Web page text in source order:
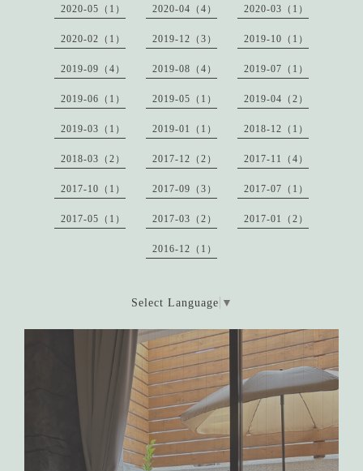
2020-05（1） 2020-04（4） 2020-03（1）
2020-02（1） 2019-12（3） 2019-10（1）
2019-09（4） 2019-08（4） 2019-07（1）
2019-06（1） 2019-05（1） 2019-04（2）
2019-03（1） 2019-01（1） 2018-12（1）
2018-03（2） 2017-12（2） 2017-11（4）
2017-10（1） 2017-09（3） 2017-07（1）
2017-05（1） 2017-03（2） 2017-01（2）
2016-12（1）
Select Language ▼